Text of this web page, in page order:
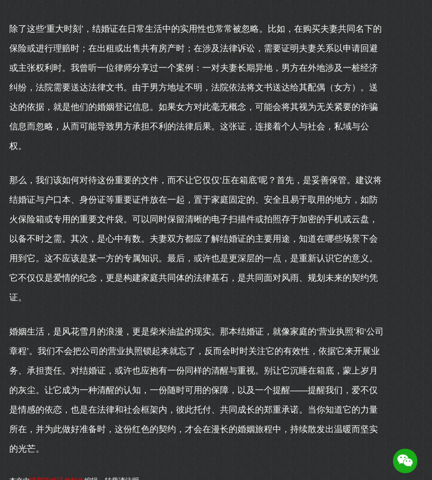
除了这些‘重大时刻’，结婚证在日常生活中的实用性也常常被忽略。比如，在购买夫妻共同名下的
保险或进行理赔时；在出租或出售共有房产时；在涉及法律诉讼，需要证明夫妻关系以申请回避
或主张权利时。我曾听一位律师分享过一个案例：一对夫妻长期异地，男方在外地涉及一桩经济
纠纷，法院需要送达法律文书。由于男方地址不明，法院依法将文书送达给其配偶（女方）。送
达的依据，就是他们的婚姻登记信息。如果女方对此毫无概念，可能会将其视为无关紧要的诈骗
信息而忽略，从而可能导致男方承担不利的法律后果。这张证，连接着个人与社会，私域与公
权。
那么，我们该如何对待这份重要的文件，而不让它仅仅‘压在箱底’呢？首先，是妥善保管。建议将
结婚证与户口本、身份证等重要证件放在一起，置于家庭固定的、安全且易于取用的地方，如防
火保险箱或专用的重要文件袋。可以同时保留清晰的电子扫描件或拍照存于加密的手机或云盘，
以备不时之需。其次，是心中有数。夫妻双方都应了解结婚证的主要用途，知道在哪些场景下会
用到它。这不应该是某一方的专属知识。最后，或许也是更深层的一点，是重新认识它的意义。
它不仅仅是爱情的纪念，更是构建家庭共同体的法律基石，是共同面对风雨、规划未来的契约凭
证。
婚姻生活，是风花雪月的浪漫，更是柴米油盐的现实。那本结婚证，就像家庭的‘营业执照’和‘公司
章程’。我们不会把公司的营业执照锁起来就忘了，反而会时时关注它的有效性，依据它来开展业
务、承担责任。对结婚证，或许也应抱有一份同样的清醒与重视。别让它沉睡在箱底，蒙上岁月
的灰尘。让它成为一种清醒的认知，一份随时可用的保障，以及一个提醒——提醒我们，爱不仅
是情感的依恋，也是在法律和社会框架内，彼此托付、共同成长的郑重承诺。当你知道它的力量
所在，并为此做好准备时，这份红色的契约，才会在漫长的婚姻旅程中，持续散发出温暖而坚实
的光芒。